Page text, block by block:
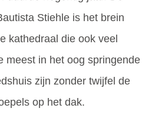
Stiehle is het brein
kathedraal die ook veel
meest in het oog springende
zijn zonder twijfel de
op het dak.